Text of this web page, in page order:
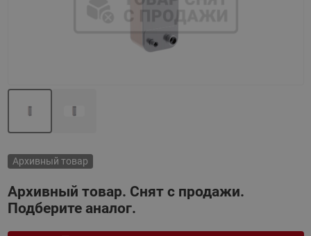
Архивный товар
Архивный товар. Снят с продажи.
Подберите аналог.